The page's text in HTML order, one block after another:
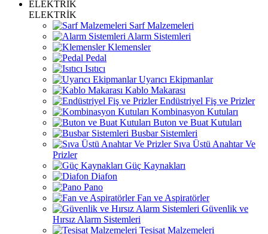
ELEKTRİK
ELEKTRİK
Sarf Malzemeleri
Alarm Sistemleri
Klemensler
Pedal
Isıtıcı
Uyarıcı Ekipmanlar
Kablo Makarası
Endüstriyel Fiş ve Prizler
Kombinasyon Kutuları
Buton ve Buat Kutuları
Busbar Sistemleri
Sıva Üstü Anahtar Ve
Prizler
Güç Kaynakları
Diafon
Pano
Fan ve Aspiratörler
Güvenlik ve
Hırsız Alarm Sistemleri
Tesisat Malzemeleri